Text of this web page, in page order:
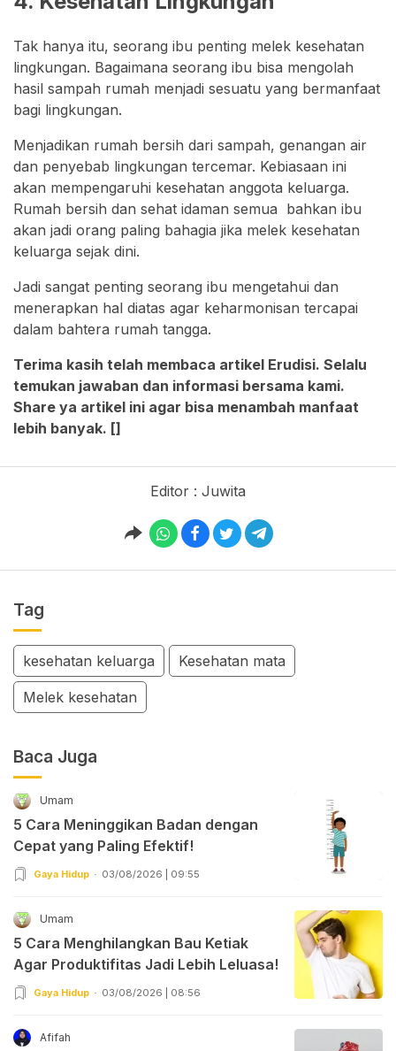
Tak hanya itu, seorang ibu penting melek kesehatan
lingkungan. Bagaimana seorang ibu bisa mengolah
hasil sampah rumah menjadi sesuatu yang bermanfaat
bagi lingkungan.
Menjadikan rumah bersih dari sampah, genangan air
dan penyebab lingkungan tercemar. Kebiasaan ini
akan mempengaruhi kesehatan anggota keluarga.
Rumah bersih dan sehat idaman semua bahkan ibu
akan jadi orang paling bahagia jika melek kesehatan
keluarga sejak dini.
Jadi sangat penting seorang ibu mengetahui dan
menerapkan hal diatas agar keharmonisan tercapai
dalam bahtera rumah tangga.
Terima kasih telah membaca artikel Erudisi. Selalu
temukan jawaban dan informasi bersama kami.
Share ya artikel ini agar bisa menambah manfaat
lebih banyak. []
Editor : Juwita
Tag
kesehatan keluarga Kesehatan mata
Melek kesehatan
Baca Juga
Umam
5 Cara Meninggikan Badan dengan
Cepat yang Paling Efektif!
Gaya Hidup 03/08/2026 | 09:55
Umam
5 Cara Menghilangkan Bau Ketiak
Agar Produktifitas Jadi Lebih Leluasa!
Gaya Hidup 03/08/2026 | 08:56
Afifah